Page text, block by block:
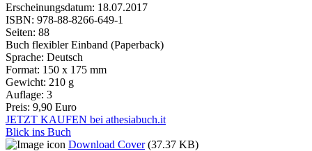
Erscheinungsdatum: 18.07.2017
ISBN: 978-88-8266-649-1
Seiten: 88
Buch flexibler Einband (Paperback)
Sprache: Deutsch
Format: 150 x 175 mm
Gewicht: 210 g
Auflage: 3
Preis: 9,90 Euro
JETZT KAUFEN bei athesiabuch.it
Blick ins Buch
Download Cover (37.37 KB)